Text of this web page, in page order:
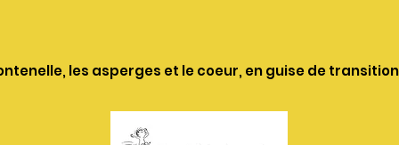
les asperges et le coeur, en guise de